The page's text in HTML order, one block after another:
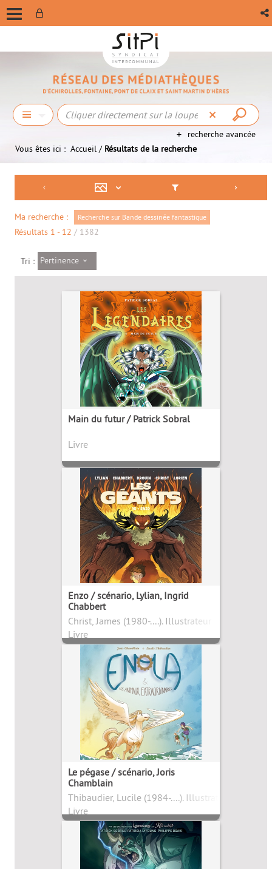
recherche avancée
Vous êtes ici : Accueil / Résultats de la recherche
Ma recherche : Recherche sur Bande dessinée fantastique
Résultats 1 - 12 / 1382
Tri : Pertinence
Main du futur / Patrick Sobral
Livre
Enzo / scénario, Lylian, Ingrid
Chabbert
Christ, James (1980-....). Illustrateur
Livre
Le pégase / scénario, Joris
Chamblain
Thibaudier, Lucile (1984-....). Illustrateur
Livre